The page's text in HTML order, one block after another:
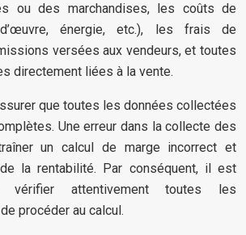
ou des marchandises, les coûts de
d’œuvre, énergie, etc.), les frais de
versées aux vendeurs, et toutes
directement liées à la vente.
que toutes les données collectées
Une erreur dans la collecte des
un calcul de marge incorrect et
la rentabilité. Par conséquent, il est
vérifier attentivement toutes les
procéder au calcul.